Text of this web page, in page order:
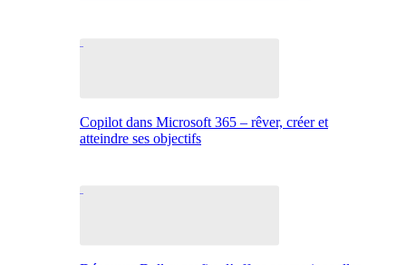
Copilot dans Microsoft 365 – rêver, créer et
atteindre ses objectifs